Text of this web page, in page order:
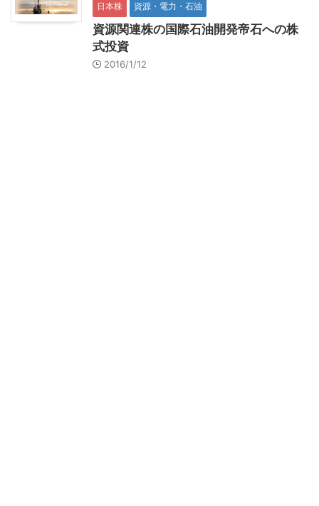
日本株 資源・電力・石油
資源関連株の国際石油開発帝石への株
式投資
2016/1/12